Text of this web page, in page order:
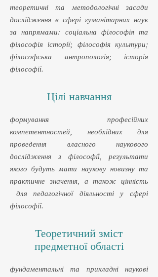
теоретичні та методологічні засади
дослідження в сфері гуманітарних наук
за напрямами: соціальна філософія та
філософія історії; філософія культури;
філософська антропологія; історія
філософії.
Цілі навчання
формування професійних
компетентностей, необхідних для
проведення власного наукового
дослідження з філософії, результати
якого будуть мати наукову новизну та
практичне значення, а також цінність
для педагогічної діяльності у сфері
філософії.
Теоретичний зміст
предметної області
фундаментальні та прикладні наукові